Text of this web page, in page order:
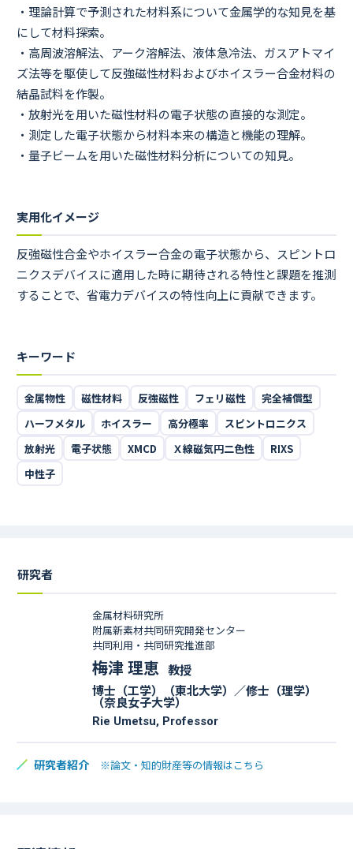
・理論計算で予測された材料系について金属学的な知見を基
にして材料探索。
・高周波溶解法、アーク溶解法、液体急冷法、ガスアトマイ
ズ法等を駆使して反強磁性材料およびホイスラー合金材料の
結晶試料を作製。
・放射光を用いた磁性材料の電子状態の直接的な測定。
・測定した電子状態から材料本来の構造と機能の理解。
・量子ビームを用いた磁性材料分析についての知見。
実用化イメージ
反強磁性合金やホイスラー合金の電子状態から、スピントロ
ニクスデバイスに適用した時に期待される特性と課題を推測
することで、省電力デバイスの特性向上に貢献できます。
キーワード
金属物性 磁性材料 反強磁性 フェリ磁性
完全補償型
ハーフメタル
ホイスラー 高分極率
スピントロニクス
放射光
電子状態 XMCD Ｘ線磁気円二色性
RIXS
中性子
研究者
金属材料研究所
附属新素材共同研究開発センター
共同利用・共同研究推進部
梅津 理恵 教授
博士（工学）（東北大学）／修士（理学）
（奈良女子大学）
Rie Umetsu, Professor
研究者紹介 ※論文・知的財産等の情報はこちら